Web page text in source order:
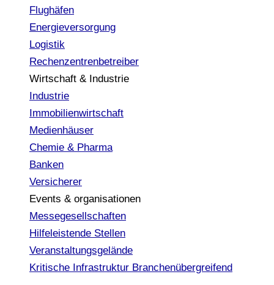
Flughäfen
Energieversorgung
Logistik
Rechenzentrenbetreiber
Wirtschaft & Industrie
Industrie
Immobilienwirtschaft
Medienhäuser
Chemie & Pharma
Banken
Versicherer
Events & organisationen
Messegesellschaften
Hilfeleistende Stellen
Veranstaltungsgelände
Kritische Infrastruktur Branchenübergreifend